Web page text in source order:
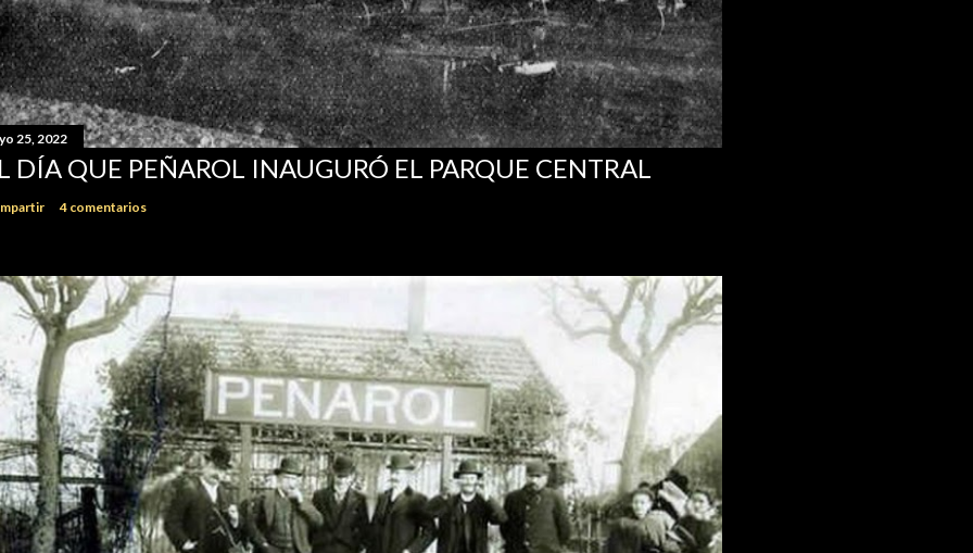
25, 2022
DÍA QUE PEÑAROL INAUGURÓ EL PARQUE CENTRAL
4 comentarios